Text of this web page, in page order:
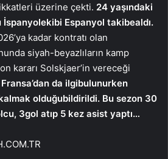
üzerine çekti. 24 yaşındaki
İspanyolekibi Espanyol takibealdı.
kadar kontratı olan
siyah-beyazlıların kamp
kararı Solskjaer’in vereceği
da ilgibulunurken
olduğubildirildi. Bu sezon 30
3gol atıp 5 kez asist yaptı…